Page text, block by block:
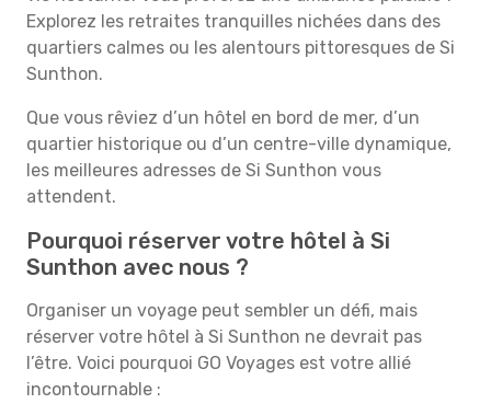
Explorez les retraites tranquilles nichées dans des
quartiers calmes ou les alentours pittoresques de Si
Sunthon.
Que vous rêviez d’un hôtel en bord de mer, d’un
quartier historique ou d’un centre-ville dynamique,
les meilleures adresses de Si Sunthon vous
attendent.
Pourquoi réserver votre hôtel à Si
Sunthon avec nous ?
Organiser un voyage peut sembler un défi, mais
réserver votre hôtel à Si Sunthon ne devrait pas
l’être. Voici pourquoi GO Voyages est votre allié
incontournable :